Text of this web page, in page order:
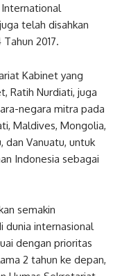
telah disahkan
2017.
Kabinet yang
Ratih Nurdiati, juga
negara mitra pada
Maldives, Mongolia,
dan Vanuatu, untuk
Indonesia sebagai
semakin
dunia internasional
dengan prioritas
2 tahun ke depan,